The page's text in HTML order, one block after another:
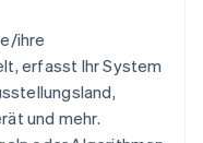
ihre
erfasst Ihr System
und mehr.